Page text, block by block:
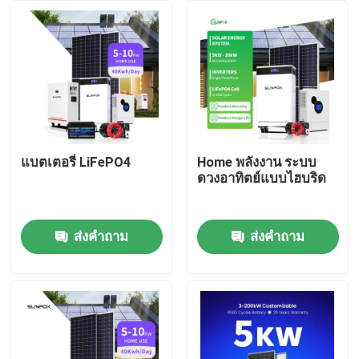
หน้าแรก
สินค้า
แบตเตอรี่ LiFePO4
ส่งคำถาม
Home พลังงาน ระบบ
ดวงอาทิตย์แบบไฮบริด
ส่งคำถาม